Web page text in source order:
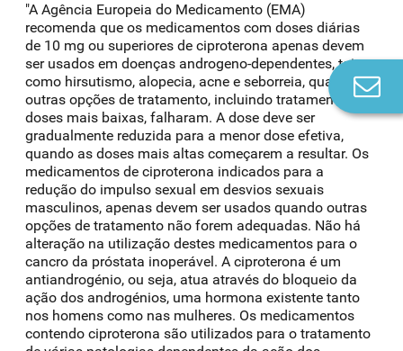
"A Agência Europeia do Medicamento (EMA)
recomenda que os medicamentos com doses diárias
de 10 mg ou superiores de ciproterona apenas devem
ser usados em doenças androgeno-dependentes, tais
como hirsutismo, alopecia, acne e seborreia, quando
outras opções de tratamento, incluindo tratamento com
doses mais baixas, falharam. A dose deve ser
gradualmente reduzida para a menor dose efetiva,
quando as doses mais altas começarem a resultar. Os
medicamentos de ciproterona indicados para a
redução do impulso sexual em desvios sexuais
masculinos, apenas devem ser usados quando outras
opções de tratamento não forem adequadas. Não há
alteração na utilização destes medicamentos para o
cancro da próstata inoperável. A ciproterona é um
antiandrogénio, ou seja, atua através do bloqueio da
ação dos androgénios, uma hormona existente tanto
nos homens como nas mulheres. Os medicamentos
contendo ciproterona são utilizados para o tratamento